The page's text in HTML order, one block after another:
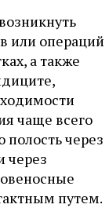
или операций
а также
чаще всего
через
через
путем.